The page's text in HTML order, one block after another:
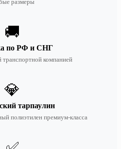
размеры
🚚
по РФ и СНГ
транспортной компанией
💎
тарпаулин
полиэтилен премиум-класса